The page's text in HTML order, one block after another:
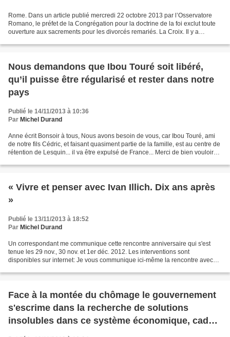
Rome. Dans un article publié mercredi 22 octobre 2013 par l’Osservatore
Romano, le préfet de la Congrégation pour la doctrine de la foi exclut toute
ouverture aux sacrements pour les divorcés remariés. La Croix. Il y a
Nous demandons que Ibou Touré soit libéré,
qu’il puisse être régularisé et rester dans notre
pays
Publié le 14/11/2013 à 10:36
Par Michel Durand
Anne écrit Bonsoir à tous, Nous avons besoin de vous, car Ibou Touré, ami
de notre fils Cédric, et faisant quasiment partie de la famille, est au centre de
rétention de Lesquin... il va être expulsé de France... Merci de bien vouloir
« Vivre et penser avec Ivan Illich. Dix ans après
»
Publié le 13/11/2013 à 18:52
Par Michel Durand
Un correspondant me communique cette rencontre anniversaire qui s'est
tenue les 29 nov., 30 nov. et 1er déc. 2012. Les interventions sont
disponibles sur internet: Je vous communique ici-même la rencontre avec
Face à la montée du chômage le gouvernement
s'escrime dans la recherche de solutions
insolubles dans ce système économique, caduc